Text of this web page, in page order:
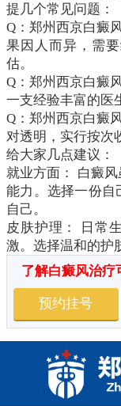
提几个常见问题：
Q：郑州西京白癜
果因人而异，需
估。
Q：郑州西京白癜
一支经验丰富的医
Q：郑州西京白癜
对透明，实行按次
给大家几点建议：
就业方面： 白癜
能力。选择一份自
自己。
皮肤护理： 日常
激。选择温和的护
了解白癜风治疗
预约挂号